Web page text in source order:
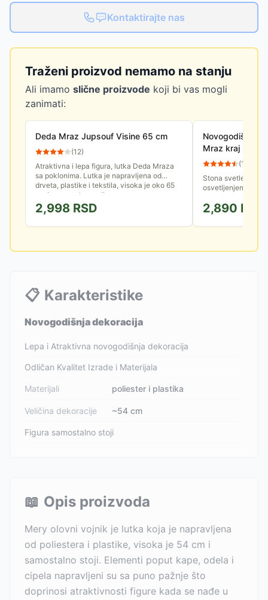
Kontaktirajte nas
Traženi proizvod nemamo na stanju
Ali imamo slične proizvode koji bi vas mogli
zanimati:
Deda Mraz Jupsouf Visine 65 cm
(12)
Atraktivna i lepa figura, lutka Deda Mraza
sa poklonima. Lutka je napravljena od
drveta, plastike i tekstila, visoka je oko 65
cm i samostalno stoji....
2,998 RSD
Novogodišnja
Mraz kraj
(11
Stona svetleća
osvetljenjem i
duhom
2,890 RSD
📋 Karakteristike
Novogodišnja dekoracija
Lepa i Atraktivna novogodišnja dekoracija
Odličan Kvalitet Izrade i Materijala
Materijali poliester i plastika
Veličina dekoracije ~54 cm
Figura samostalno stoji
📖 Opis proizvoda
Mery olovni vojnik je lutka koja je napravljena
od poliestera i plastike, visoka je 54 cm i
samostalno stoji. Elementi poput kape, odela i
cipela napravljeni su sa puno pažnje što
doprinosi atraktivnosti figure kada se nađe u